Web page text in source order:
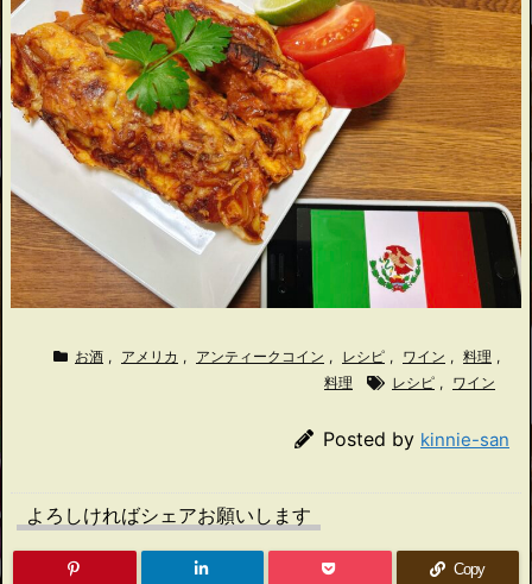
お酒 , アメリカ , アンティークコイン , レシピ , ワイン , 料理 ,
料理
レシピ , ワイン
Posted by kinnie-san
よろしければシェアお願いします
Copy